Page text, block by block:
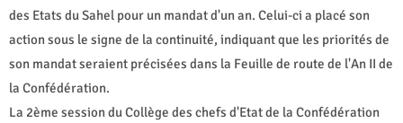
des Etats du Sahel pour un mandat d'un an. Celui-ci a placé son
action sous le signe de la continuité, indiquant que les priorités de
son mandat seraient précisées dans la Feuille de route de l'An II de
la Confédération.
La 2ème session du Collège des chefs d'Etat de la Confédération